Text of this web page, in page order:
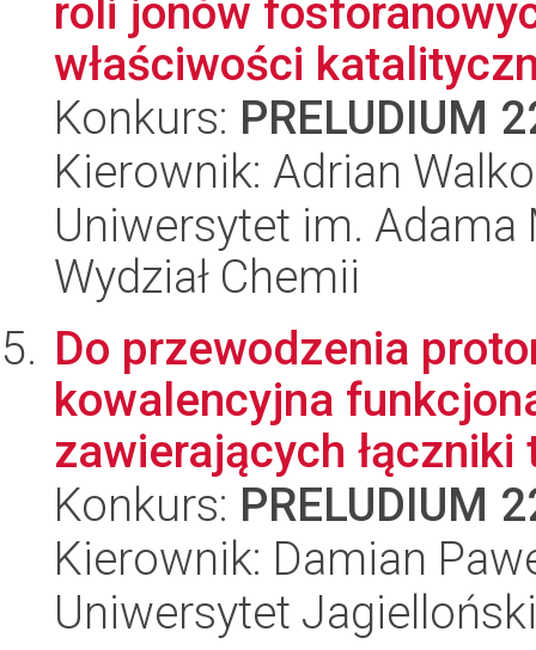
roli jonów
właściwości
Konkurs: PRELUDIUM
Kierownik: Adrian
Uniwersytet im.
Wydział Chemii
Do przewodzenia
kowalencyjna
zawierających
Konkurs: PRELUDIUM
Kierownik: Damian
Uniwersytet